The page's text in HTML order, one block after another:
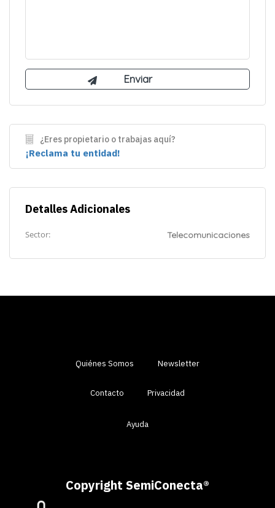
¿Eres propietario o trabajas aquí?
¡Reclama tu entidad!
Detalles Adicionales
Sector: Telecomunicaciones
Quiénes Somos Newsletter
Contacto Privacidad
Ayuda
Copyright SemiConecta®